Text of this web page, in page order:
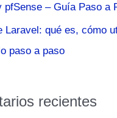
pfSense – Guía Paso a
Laravel: qué es, cómo
paso a paso
recientes